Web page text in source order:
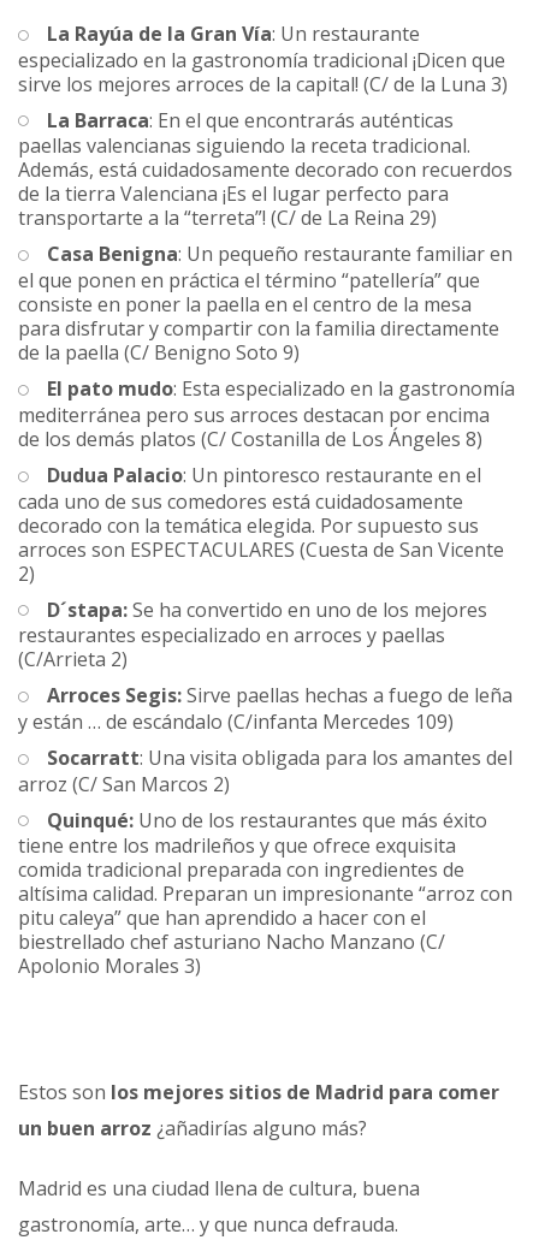
La Rayúa de la Gran Vía: Un restaurante
especializado en la gastronomía tradicional ¡Dicen que
sirve los mejores arroces de la capital! (C/ de la Luna 3)
La Barraca: En el que encontrarás auténticas
paellas valencianas siguiendo la receta tradicional.
Además, está cuidadosamente decorado con recuerdos
de la tierra Valenciana ¡Es el lugar perfecto para
transportarte a la “terreta”! (C/ de La Reina 29)
Casa Benigna: Un pequeño restaurante familiar en
el que ponen en práctica el término “patellería” que
consiste en poner la paella en el centro de la mesa
para disfrutar y compartir con la familia directamente
de la paella (C/ Benigno Soto 9)
El pato mudo: Esta especializado en la gastronomía
mediterránea pero sus arroces destacan por encima
de los demás platos (C/ Costanilla de Los Ángeles 8)
Dudua Palacio: Un pintoresco restaurante en el
cada uno de sus comedores está cuidadosamente
decorado con la temática elegida. Por supuesto sus
arroces son ESPECTACULARES (Cuesta de San Vicente
2)
D´stapa:Se ha convertido en uno de los mejores
restaurantes especializado en arroces y paellas
(C/Arrieta 2)
Arroces Segis:Sirve paellas hechas a fuego de leña
y están … de escándalo (C/infanta Mercedes 109)
Socarratt: Una visita obligada para los amantes del
arroz (C/ San Marcos 2)
Quinqué: Uno de los restaurantes que más éxito
tiene entre los madrileños y que ofrece exquisita
comida tradicional preparada con ingredientes de
altísima calidad. Preparan un impresionante “arroz con
pitu caleya” que han aprendido a hacer con el
biestrellado chef asturiano Nacho Manzano (C/
Apolonio Morales 3)
Estos son los mejores sitios de Madrid para comer
un buen arroz ¿añadirías alguno más?
Madrid es una ciudad llena de cultura, buena
gastronomía, arte… y que nunca defrauda.